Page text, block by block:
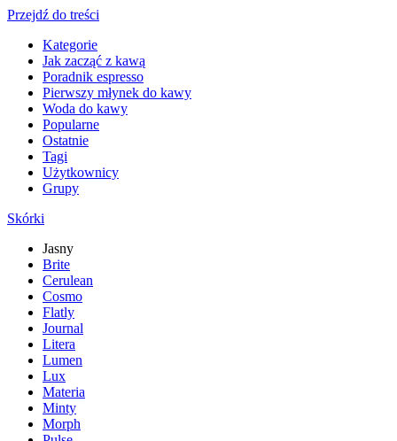
Przejdź do treści
Kategorie
Jak zacząć z kawą
Poradnik espresso
Pierwszy młynek do kawy
Woda do kawy
Popularne
Ostatnie
Tagi
Użytkownicy
Grupy
Skórki
Jasny
Brite
Cerulean
Cosmo
Flatly
Journal
Litera
Lumen
Lux
Materia
Minty
Morph